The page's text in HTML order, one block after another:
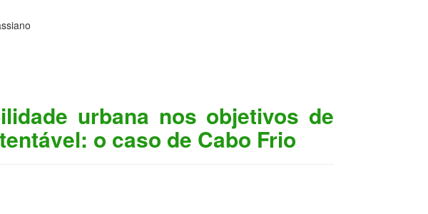
urbana nos objetivos de
o caso de Cabo Frio